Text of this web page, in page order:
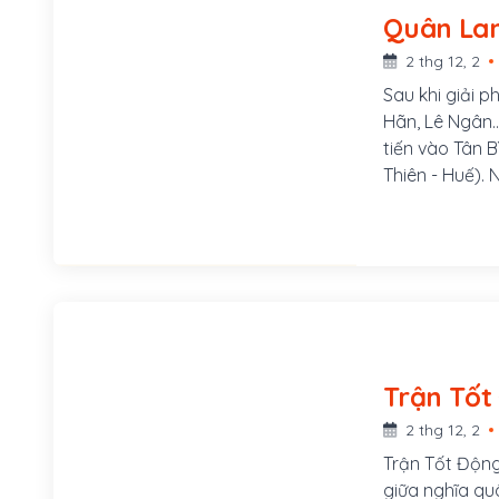
Quân
2 thg 12, 2
Sau khi giải
Hãn, Lê
tiến vào Tân
Thiên - Huế).
2 thg 12, 2
Trận Tốt
giữa nghĩa